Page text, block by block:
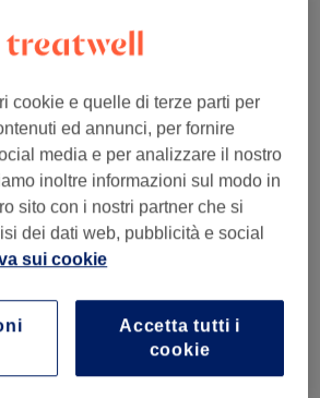
centri vicino a te
Cerca su Treatwell
ad altri centri
cookie e quelle di terze parti per
ed annunci, per fornire
media e per analizzare il nostro
inoltre informazioni sul modo in
sito con i nostri partner che si
dei dati web, pubblicità e social
sui cookie
Accetta tutti i
cookie